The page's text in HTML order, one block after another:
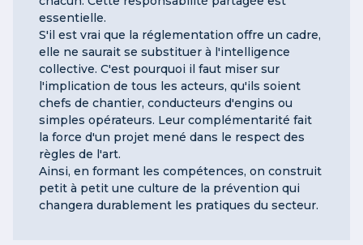
essentielle.
S'il est vrai que la réglementation offre un cadre,
elle ne saurait se substituer à l'intelligence
collective. C'est pourquoi il faut miser sur
l'implication de tous les acteurs, qu'ils soient
chefs de chantier, conducteurs d'engins ou
simples opérateurs. Leur complémentarité fait
la force d'un projet mené dans le respect des
règles de l'art.
Ainsi, en formant les compétences, on construit
petit à petit une culture de la prévention qui
changera durablement les pratiques du secteur.